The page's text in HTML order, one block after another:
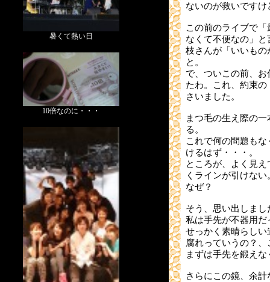
暑くて熱い日
10倍なのに・・・
ないのが救いですけ
この前のライブで
なくて不便なの」
枝さんが「いいも
と。
で、ついこの前、
たわ。これ、約束
さいました。
まつ毛の生え際の
る。
これで何の問題も
けるはず・・・。
ところが、よく見
くラインが引けない
なぜ？
そう、思い出しまし
私は手先が不器用だ
せっかく素晴らし
腐れっていうの？、
まずは手先を鍛えな
さらにこの鏡、余